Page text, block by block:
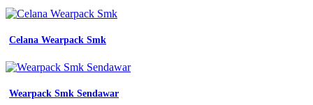
wearpack
pdf
konveksi
wearpack
smk
banjarmasin
Celana Wearpack Smk
Wearpack Smk Sendawar